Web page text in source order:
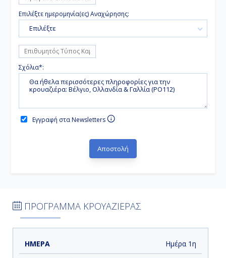
Επιλέξτε ημερομηνία(ες) Αναχώρησης:
Επιλέξτε
Σχόλια*:
Εγγραφή στα Newsletters
ΠΡΟΓΡΑΜΜΑ ΚΡΟΥΑΖΙΕΡΑΣ
ΗΜΕΡΑ ΑΝΑΧΩΡΗΣΗ
Ημέρα 1η